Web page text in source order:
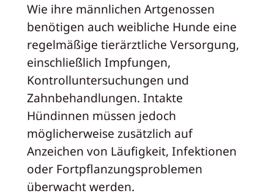
Wie ihre männlichen Artgenossen
benötigen auch weibliche Hunde eine
regelmäßige tierärztliche Versorgung,
einschließlich Impfungen,
Kontrolluntersuchungen und
Zahnbehandlungen. Intakte
Hündinnen müssen jedoch
möglicherweise zusätzlich auf
Anzeichen von Läufigkeit, Infektionen
oder Fortpflanzungsproblemen
überwacht werden.